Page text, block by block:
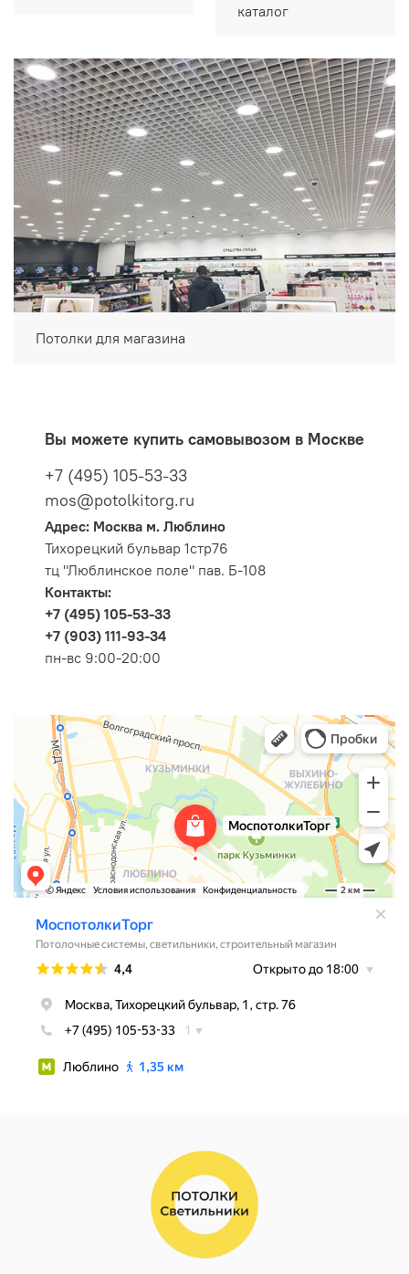
каталог
Потолки для магазина
Вы можете купить самовывозом в Москве
+7 (495) 105-53-33
mos@potolkitorg.ru
Адрес: Москва м. Люблино
Тихорецкий бульвар 1стр76
тц "Люблинское поле" пав. Б-108
Контакты:
+7 (495) 105-53-33
+7 (903) 111-93-34
пн-вс 9:00-20:00